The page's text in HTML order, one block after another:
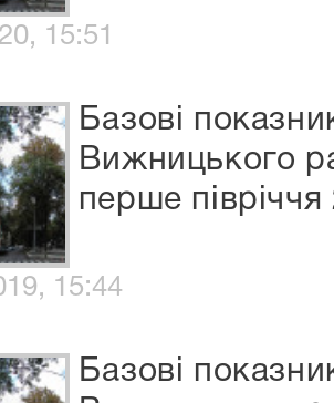
15:51
Базові
Вижницького
перше
15:44
Базові